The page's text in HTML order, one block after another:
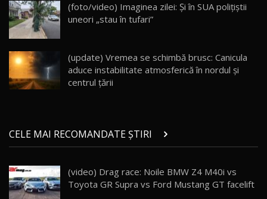
30:08
AutoBlog.MD
23:36
20
Noul ZEEKR 7X / Test Drive AutoBlog.MD
29:08
21
AutoBlog.MD
16:59
22
Noua Mazda 6e / Test Drive AutoBlog.MD
26:59
(foto/video) Imaginea zilei: Și în SUA polițiștii
uneori „stau în tufari”
(update) Vremea se schimbă brusc: Canicula
aduce instabilitate atmosferică în nordul și
centrul țării
CELE MAI RECOMANDATE ȘTIRI
(video) Drag race: Noile BMW Z4 M40i vs
Toyota GR Supra vs Ford Mustang GT facelift